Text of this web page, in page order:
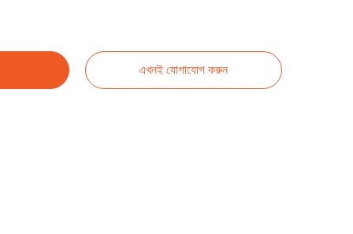
এখনই যোগাযোগ করুন